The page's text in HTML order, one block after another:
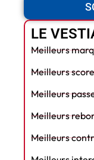
LE
Meilleurs
Meilleurs
Meilleurs
Meilleurs
Meilleurs